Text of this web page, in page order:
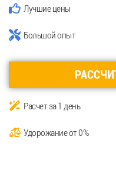
Лучшие цены
Большой опыт
Расчет за 1 день
Удорожание от 0%